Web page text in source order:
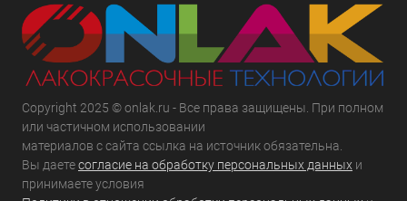
Copyright 2025 © onlak.ru - Все права защищены. При полном
или частичном использовании
материалов с сайта ссылка на источник обязательна.
Вы даетесогласие на обработку персональных данных и
принимаете условия